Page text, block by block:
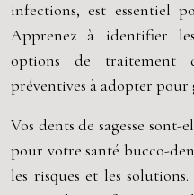
infections, est essentiel
Apprenez à identifier
options de traitement
préventives à adopter pour
Vos dents de sagesse
pour votre santé bucco-
les risques et les solutions.